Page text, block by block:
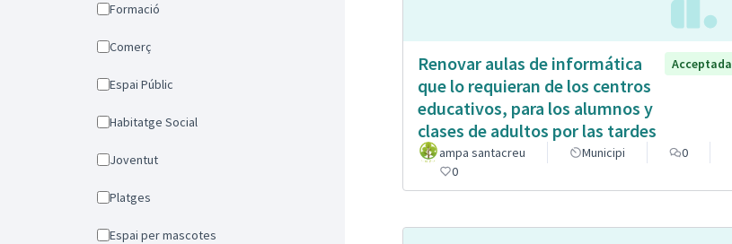
Formació
Comerç
Espai Públic
Habitatge Social
Joventut
Platges
Espai per mascotes
Renovar aulas de informática
que lo requieran de los centros
educativos, para los alumnos y
clases de adultos por las tardes
Acceptada
ampa santacreu Municipi
0
0